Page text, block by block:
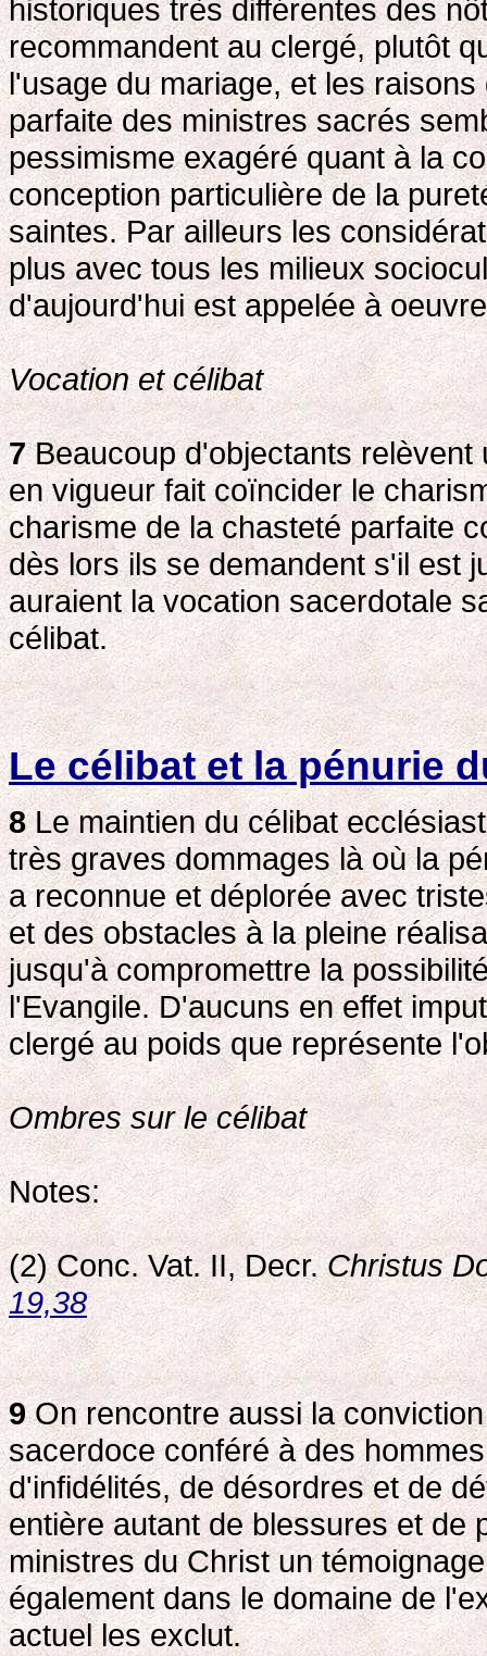
historiques très différentes des
recommandent au clergé, plutôt
l'usage du mariage, et les
parfaite des ministres sacrés
pessimisme exagéré quant à la
conception particulière de la
saintes. Par ailleurs les
plus avec tous les milieux
d'aujourd'hui est appelée à
Vocation et célibat
7Beaucoup d'objectants relèvent
en vigueur fait coïncider le
charisme de la chasteté parfaite
dès lors ils se demandent s'il est
auraient la vocation sacerdotale
célibat.
Le célibat et la pénurie
8Le maintien du célibat
très graves dommages là où la
a reconnue et déplorée avec
et des obstacles à la pleine
jusqu'à compromettre la
l'Evangile. D'aucuns en effet
clergé au poids que représente
Ombres sur le célibat
Notes:
(2) Conc. Vat. II, Decr.Christus
19,38
9On rencontre aussi la
sacerdoce conféré à des
d'infidélités, de désordres et de
entière autant de blessures et de
ministres du Christ un
également dans le domaine de
actuel les exclut.